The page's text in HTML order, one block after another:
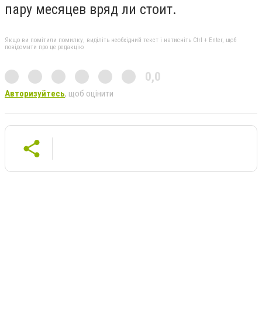
пару месяцев вряд ли стоит.
Якщо ви помітили помилку, виділіть необхідний текст і натисніть Ctrl + Enter, щоб
повідомити про це редакцію
0,0
Авторизуйтесь, щоб оцінити